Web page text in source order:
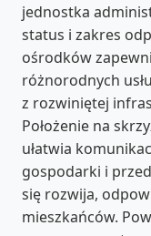
jednostka
status i zakres
ośrodków
różnorodnych
z rozwiniętej
Położenie na
ułatwia
gospodarki i
się rozwija,
mieszkańców.